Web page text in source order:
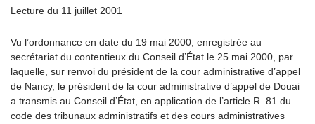
Lecture du 11 juillet 2001
Vu l’ordonnance en date du 19 mai 2000, enregistrée au
secrétariat du contentieux du Conseil d’État le 25 mai 2000, par
laquelle, sur renvoi du président de la cour administrative d’appel
de Nancy, le président de la cour administrative d’appel de Douai
a transmis au Conseil d’État, en application de l’article R. 81 du
code des tribunaux administratifs et des cours administratives